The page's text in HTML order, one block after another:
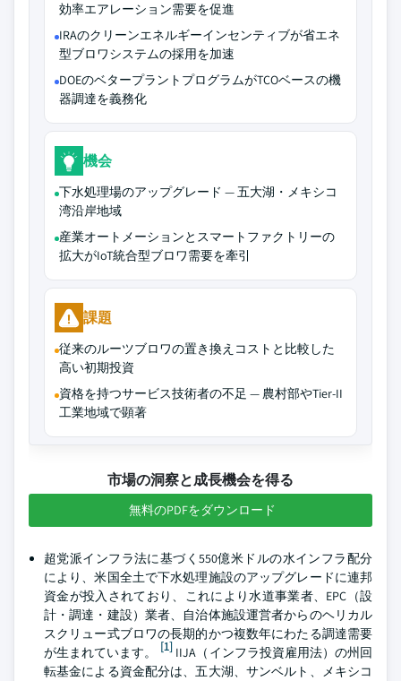
効率エアレーション需要を促進
IRAのクリーンエネルギーインセンティブが省エネ
型ブロワシステムの採用を加速
DOEのベタープラントプログラムがTCOベースの機
器調達を義務化
機会
下水処理場のアップグレード — 五大湖・メキシコ
湾沿岸地域
産業オートメーションとスマートファクトリーの
拡大がIoT統合型ブロワ需要を牽引
課題
従来のルーツブロワの置き換えコストと比較した
高い初期投資
資格を持つサービス技術者の不足 — 農村部やTier-II
工業地域で顕著
市場の洞察と成長機会を得る
無料のPDFをダウンロード
超党派インフラ法に基づく550億米ドルの水インフラ配分
により、米国全土で下水処理施設のアップグレードに連邦
資金が投入されており、これにより水道事業者、EPC（設
計・調達・建設）業者、自治体施設運営者からのヘリカル
スクリュー式ブロワの長期的かつ複数年にわたる調達需要
が生まれています。
[1] IIJA（インフラ投資雇用法）の州回
転基金による資金配分は、五大湖、サンベルト、メキシコ